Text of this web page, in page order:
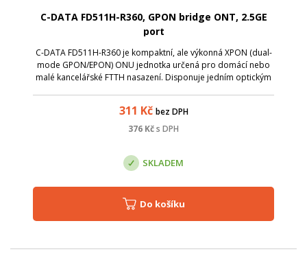
C-DATA FD511H-R360, GPON bridge ONT, 2.5GE
port
C-DATA FD511H-R360 je kompaktní, ale výkonná XPON (dual-
mode GPON/EPON) ONU jednotka určená pro domácí nebo
malé kancelářské FTTH nasazení. Disponuje jedním optickým
311 Kč bez DPH
376 Kčs DPH
SKLADEM
Do košíku